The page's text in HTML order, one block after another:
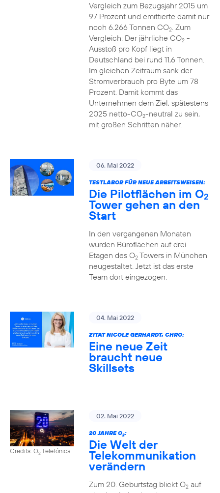
Vergleich zum Bezugsjahr 2015 um
97 Prozent und emittierte damit nur
noch 6.266 Tonnen CO2. Zum
Vergleich: Der jährliche CO2-
Ausstoß pro Kopf liegt in
Deutschland bei rund 11,6 Tonnen.
Im gleichen Zeitraum sank der
Stromverbrauch pro Byte um 78
Prozent. Damit kommt das
Unternehmen dem Ziel, spätestens
2025 netto-CO2-neutral zu sein,
mit großen Schritten näher.
06. Mai 2022
TESTLABOR FÜR NEUE ARBEITSWEISEN:
Die Pilotflächen im O2
Tower gehen an den
Start
In den vergangenen Monaten
wurden Büroflächen auf drei
Etagen des O2Towers in München
neugestaltet. Jetzt ist das erste
Team dort eingezogen.
04. Mai 2022
ZITAT NICOLE GERHARDT, CHRO:
Eine neue Zeit
braucht neue
Skillsets
Credits: O2Telefónica
02. Mai 2022
20 JAHRE O2:
Die Welt der
Telekommunikation
verändern
Zum 20. Geburtstag blickt O2auf